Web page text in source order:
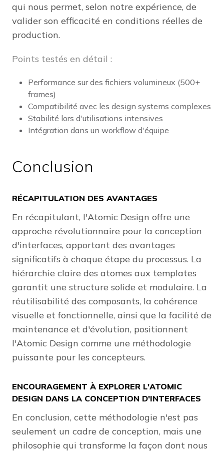
qui nous permet, selon notre expérience, de
valider son efficacité en conditions réelles de
production.
Points testés en détail :
Performance sur des fichiers volumineux (500+
frames)
Compatibilité avec les design systems complexes
Stabilité lors d'utilisations intensives
Intégration dans un workflow d'équipe
Conclusion
RÉCAPITULATION DES AVANTAGES
En récapitulant, l'Atomic Design offre une
approche révolutionnaire pour la conception
d'interfaces, apportant des avantages
significatifs à chaque étape du processus. La
hiérarchie claire des atomes aux templates
garantit une structure solide et modulaire. La
réutilisabilité des composants, la cohérence
visuelle et fonctionnelle, ainsi que la facilité de
maintenance et d'évolution, positionnent
l'Atomic Design comme une méthodologie
puissante pour les concepteurs.
ENCOURAGEMENT À EXPLORER L'ATOMIC
DESIGN DANS LA CONCEPTION D'INTERFACES
En conclusion, cette méthodologie n'est pas
seulement un cadre de conception, mais une
philosophie qui transforme la façon dont nous